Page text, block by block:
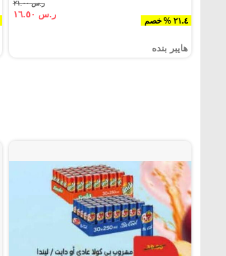
٢١.٤ % خصم
ر.س ٢١.٠٠
ر.س ١٦.٥٠
هايبر بنده